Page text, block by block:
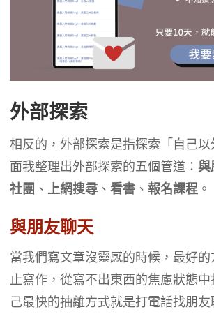
外部探索
相反的，外部探索是指探索「自己
面我整理出外部探索的五個管道： 與
社團 、 上網搜尋、 看書、 報名課程。
與朋友聊天
當我們寫文章沒靈感的時候，最好
止寫作，從寫不出東西的焦慮狀態
己最快的抽離方式就是打電話找朋友